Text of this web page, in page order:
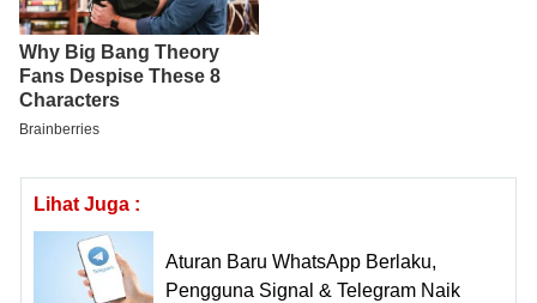
Lihat Juga :
Aturan Baru WhatsApp Berlaku,
Pengguna Signal & Telegram Naik